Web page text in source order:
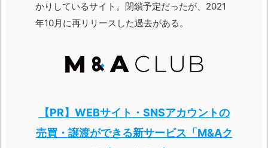
かりしているサイト。閉鎖予定だったが、2021
年10月に再リリースした過去がある。
【PR】WEBサイト・SNSアカウントの
売買・譲渡ができる新サービス「M&Aク